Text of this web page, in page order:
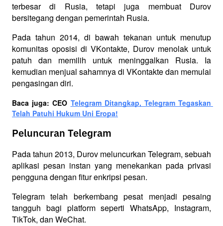
terbesar di Rusia, tetapi juga membuat Durov
bersitegang dengan pemerintah Rusia.
Pada tahun 2014, di bawah tekanan untuk menutup
komunitas oposisi di VKontakte, Durov menolak untuk
patuh dan memilih untuk meninggalkan Rusia. Ia
kemudian menjual sahamnya di VKontakte dan memulai
pengasingan diri.
Baca juga: CEO Telegram Ditangkap, Telegram Tegaskan
Telah Patuhi Hukum Uni Eropa!
Peluncuran Telegram
Pada tahun 2013, Durov meluncurkan Telegram, sebuah
aplikasi pesan instan yang menekankan pada privasi
pengguna dengan fitur enkripsi pesan.
Telegram telah berkembang pesat menjadi pesaing
tangguh bagi platform seperti WhatsApp, Instagram,
TikTok, dan WeChat.